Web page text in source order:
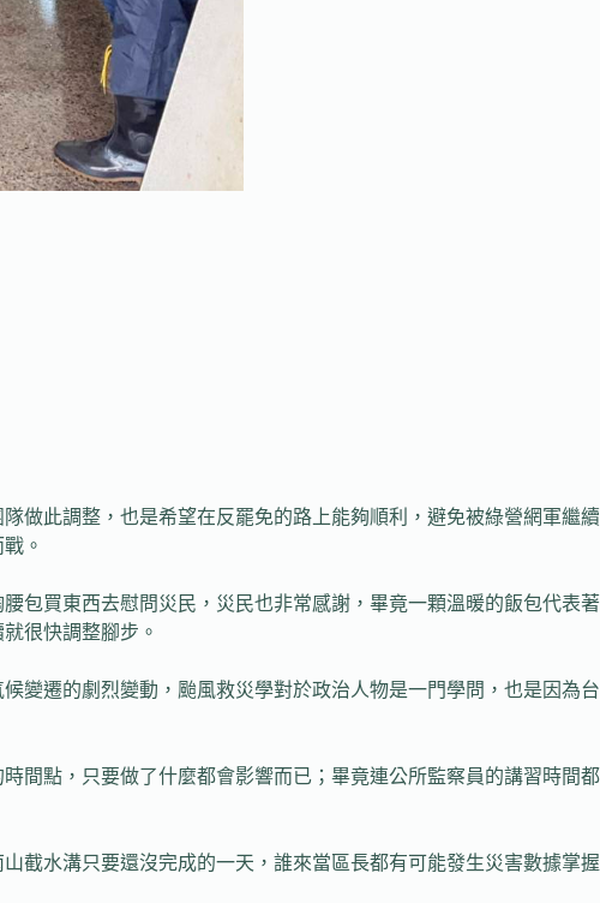
做此調整，也是希望在反罷免的路上能夠順利，避免被綠營網軍繼續
。
包買東西去慰問災民，災民也非常感謝，畢竟一顆溫暖的飯包代表著
很快調整腳步。
變遷的劇烈變動，颱風救災學對於政治人物是一門學問，也是因為台
間點，只要做了什麼都會影響而已；畢竟連公所監察員的講習時間都
截水溝只要還沒完成的一天，誰來當區長都有可能發生災害數據掌握